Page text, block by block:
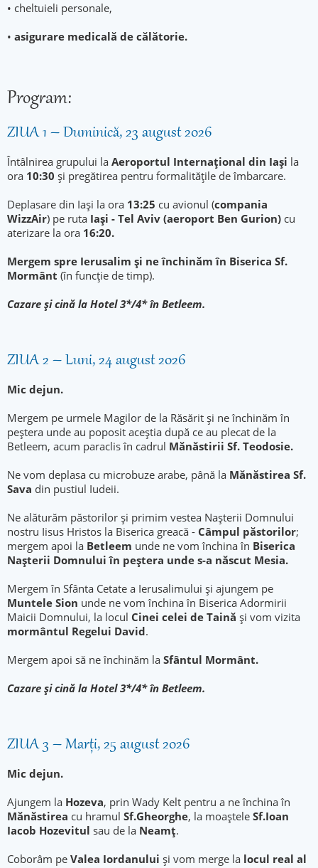
• cheltuieli personale,
• asigurare medicală de călătorie.
Program:
ZIUA 1 – Duminică, 23 august 2026
Întâlnirea grupului la Aeroportul Internațional din Iași la
ora 10:30 și pregătirea pentru formalitățile de îmbarcare.
Deplasare din Iași la ora 13:25 cu avionul (compania
WizzAir) pe ruta Iași - Tel Aviv (aeroport Ben Gurion) cu
aterizare la ora 16:20.
Mergem spre Ierusalim și ne închinăm în Biserica Sf.
Mormânt (în funcție de timp).
Cazare şi cină la Hotel 3*/4* în Betleem.
ZIUA 2 – Luni, 24 august 2026
Mic dejun.
Mergem pe urmele Magilor de la Răsărit și ne închinăm în
peștera unde au poposit aceștia după ce au plecat de la
Betleem, acum paraclis în cadrul Mănăstirii Sf. Teodosie.
Ne vom deplasa cu microbuze arabe, până la Mănăstirea Sf.
Sava din pustiul Iudeii.
Ne alăturăm păstorilor și primim vestea Nașterii Domnului
nostru Iisus Hristos la Biserica greacă - Câmpul păstorilor;
mergem apoi la Betleem unde ne vom închina în Biserica
Naşterii Domnului în peștera unde s-a născut Mesia.
Mergem în Sfânta Cetate a Ierusalimului și ajungem pe
Muntele Sion unde ne vom închina în Biserica Adormirii
Maicii Domnului, la locul Cinei celei de Taină şi vom vizita
mormântul Regelui David.
Mergem apoi să ne închinăm la Sfântul Mormânt.
Cazare şi cină la Hotel 3*/4* în Betleem.
ZIUA 3 – Marți, 25 august 2026
Mic dejun.
Ajungem la Hozeva, prin Wady Kelt pentru a ne închina în
Mănăstirea cu hramul Sf.Gheorghe, la moaştele Sf.Ioan
Iacob Hozevitul sau de la Neamţ.
Coborâm pe Valea Iordanului și vom merge la locul real al